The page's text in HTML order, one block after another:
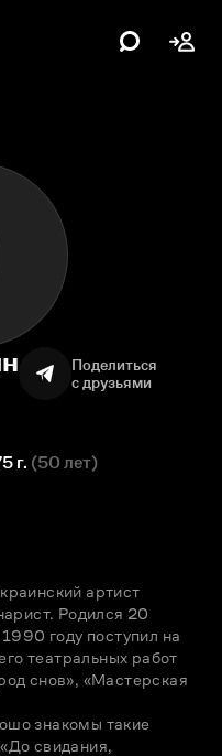
Поделиться
с друзьями
г. (50 лет)
артист
Родился 20
году поступил на
театральных работ
снов», «Мастерская
знакомы такие
свидания,